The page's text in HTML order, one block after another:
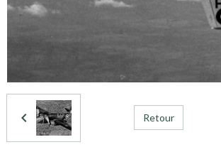
Retour